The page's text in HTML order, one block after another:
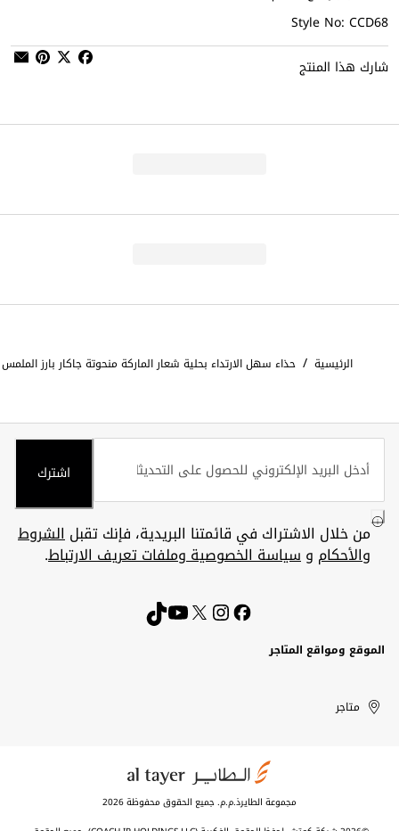
Style No: CCD68
شارك هذا المنتج
الرئيسية / حذاء سهل الارتداء بحلية شعار الماركة منحوتة جاكار بارز الملمس
اشترك
من خلال الاشتراك في قائمتنا البريدية، فإنك تقبلالشروط
والأحكام وسياسة الخصوصية وملفات تعريف الارتباط.
الموقع ومواقع المتاجر
United
Arab
Kuwait
الإمارات
العربية
الكويت
متاجر
مجموعة الطايرذ.م.م. جميع الحقوق محفوظة 2026